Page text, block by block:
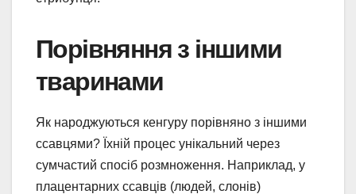
Порівняння з іншими
тваринами
Як народжуються кенгуру порівняно з іншими
ссавцями? Їхній процес унікальний через
сумчастий спосіб розмноження. Наприклад, у
плацентарних ссавців (людей, слонів)